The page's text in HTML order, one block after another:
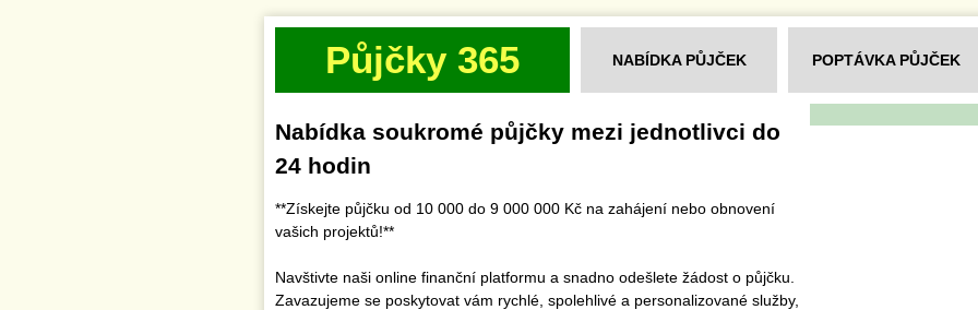
Půjčky 365 NABÍDKA PŮJČEK POPTÁVKA PŮJČEK
Nabídka soukromé půjčky mezi jednotlivci do
24 hodin
**Získejte půjčku od 10 000 do 9 000 000 Kč na zahájení nebo obnovení
vašich projektů!**
Navštivte naši online finanční platformu a snadno odešlete žádost o půjčku.
Zavazujeme se poskytovat vám rychlé, spolehlivé a personalizované služby,